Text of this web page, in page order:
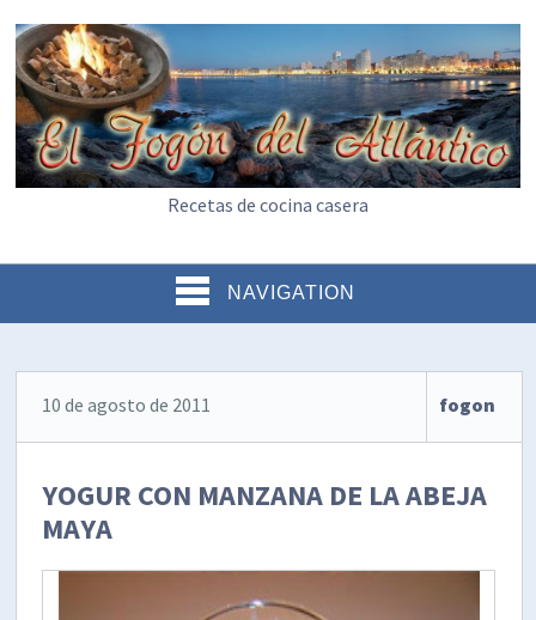
Recetas de cocina casera
NAVIGATION
10 de agosto de 2011 fogon
YOGUR CON MANZANA DE LA ABEJA
MAYA